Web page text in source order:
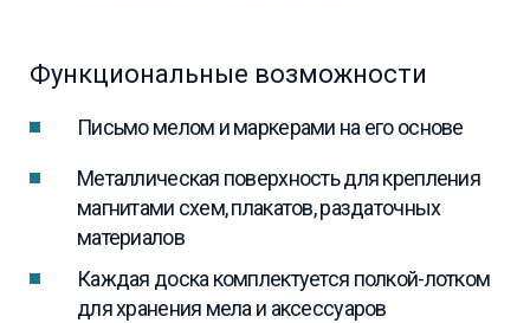
Функциональные возможности
Письмо мелом и маркерами на его основе
Металлическая поверхность для крепления
магнитами схем, плакатов, раздаточных
материалов
Каждая доска комплектуется полкой-лотком
для хранения мела и аксессуаров